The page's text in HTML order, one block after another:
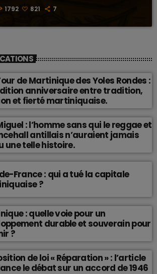
1792 821 7
de Martinique des Yoles Rondes :
anniversaire entre tradition,
et fierté martiniquaise.
: l’homme sans qui le reggae et
antillais n’auraient jamais
une telle histoire.
France : qui a tué la capitale
?
: quelle voie pour un
durable et souverain pour
?
de loi « Réparation » : l’article
le débat sur un accord de 1946